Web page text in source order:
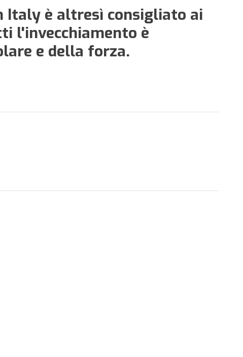
Italy è altresì consigliato ai
l'invecchiamento è
e della forza.